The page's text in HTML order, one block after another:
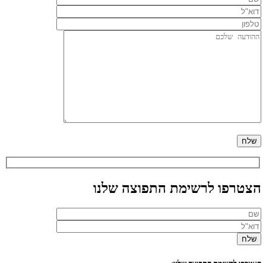
הצטרפו לרשימת התפוצה שלנו